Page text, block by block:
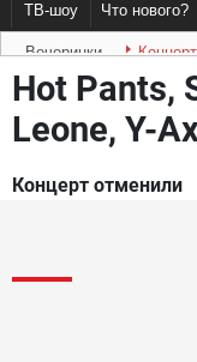
ТВ-шоу Что нового?
Новости
Вечеринки
Hot Pants,
Leone, Y-
Концерт отменили